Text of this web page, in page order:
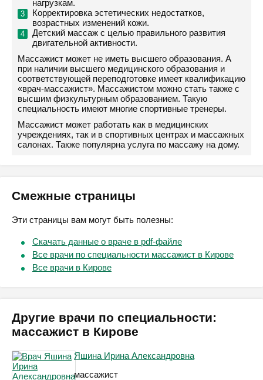
нагрузкам.
Корректировка эстетических недостатков,
возрастных изменений кожи.
Детский массаж с целью правильного развития
двигательной активности.
Массажист может не иметь высшего образования. А
при наличии высшего медицинского образования и
соответствующей переподготовке имеет квалификацию
«врач-массажист». Массажистом можно стать также с
высшим физкультурным образованием. Такую
специальность имеют многие спортивные тренеры.
Массажист может работать как в медицинских
учреждениях, так и в спортивных центрах и массажных
салонах. Также популярна услуга по массажу на дому.
Смежные страницы
Эти страницы вам могут быть полезны:
Скачать данные о враче в pdf-файле
Все врачи по специальности массажист в Кирове
Все врачи в Кирове
Другие врачи по специальности:
массажист в Кирове
Яшина Ирина Александровна
массажист